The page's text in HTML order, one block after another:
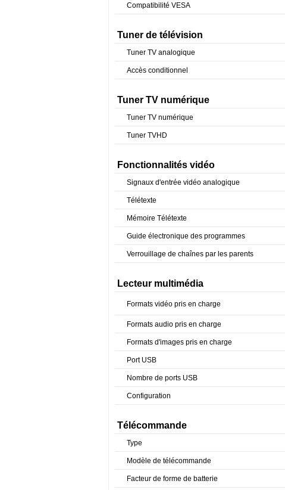
Compatibilité VESA
Tuner de télévision
Tuner TV analogique
Accès conditionnel
Tuner TV numérique
Tuner TV numérique
Tuner TVHD
Fonctionnalités vidéo
Signaux d'entrée vidéo analogique
Télétexte
Mémoire Télétexte
Guide électronique des programmes
Verrouillage de chaînes par les parents
Lecteur multimédia
Formats vidéo pris en charge
Formats audio pris en charge
Formats d'images pris en charge
Port USB
Nombre de ports USB
Configuration
Télécommande
Type
Modèle de télécommande
Facteur de forme de batterie